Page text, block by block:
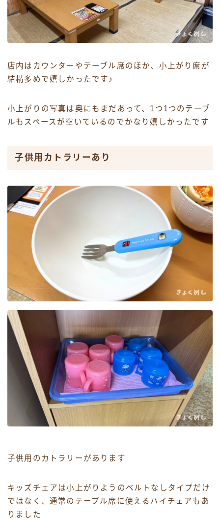
店内はカウンターやテーブル席のほか、小上がり席が
結構多めで嬉しかったです♪
小上がりの写真は奥にもまだあって、1つ1つのテーブ
ルもスペースが空いているのでかなり嬉しかったです
子供用カトラリーあり
子供用のカトラリーがあります
キッズチェアは小上がりようのベルトなしタイプだけ
ではなく、通常のテーブル席に使えるハイチェアもあ
りました